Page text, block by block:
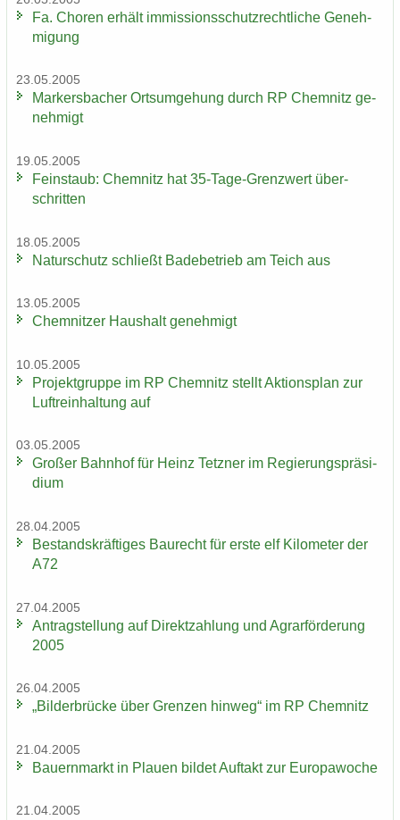
Fa. Cho­ren er­hält im­mis­si­ons­schutz­recht­li­che Ge­neh­
mi­gung
23.05.2005
Mar­kers­ba­cher Orts­um­ge­hung durch RP Chem­nitz ge­
neh­migt
19.05.2005
Fein­staub: Chem­nitz hat 35-​Tage-Grenzwert über­
schrit­ten
18.05.2005
Na­tur­schutz schließt Ba­de­be­trieb am Teich aus
13.05.2005
Chem­nit­zer Haus­halt ge­neh­migt
10.05.2005
Pro­jekt­grup­pe im RP Chem­nitz stellt Ak­ti­ons­plan zur
Luft­rein­hal­tung auf
03.05.2005
Gro­ßer Bahn­hof für Heinz Tetz­ner im Re­gie­rungs­prä­si­
di­um
28.04.2005
Be­stands­kräf­ti­ges Bau­recht für erste elf Ki­lo­me­ter der
A72
27.04.2005
An­trag­stel­lung auf Di­rekt­zah­lung und Agrar­för­de­rung
2005
26.04.2005
„Bil­der­brü­cke über Gren­zen hin­weg“ im RP Chem­nitz
21.04.2005
Bau­ern­markt in Plau­en bil­det Auf­takt zur Eu­ro­pa­wo­che
21.04.2005